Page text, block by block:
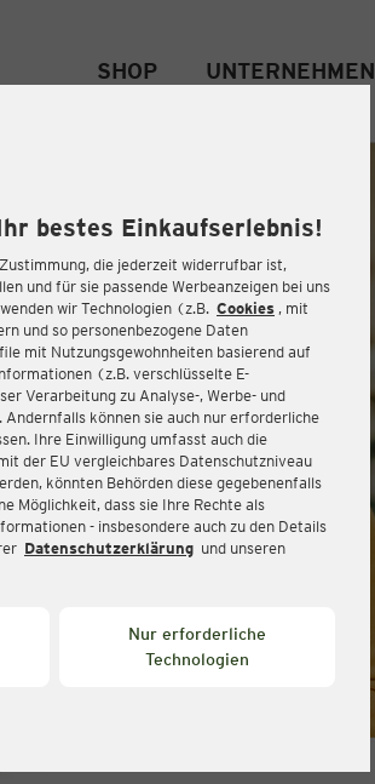
bestes Einkaufserlebnis!
die jederzeit widerrufbar ist,
und für sie passende Werbeanzeigen bei uns
wir Technologien (z.B. Cookies , mit
und so personenbezogene Daten
mit Nutzungsgewohnheiten basierend auf
(z.B. verschlüsselte E-
Verarbeitung zu Analyse-, Werbe- und
können sie auch nur erforderliche
Ihre Einwilligung umfasst auch die
der EU vergleichbares Datenschutzniveau
könnten Behörden diese gegebenenfalls
Möglichkeit, dass sie Ihre Rechte als
- insbesondere auch zu den Details
Datenschutzerklärung und unseren
Nur erforderliche
Technologien
SHOP UNTERNEHMEN